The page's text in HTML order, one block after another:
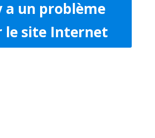
a un problème
le site Internet